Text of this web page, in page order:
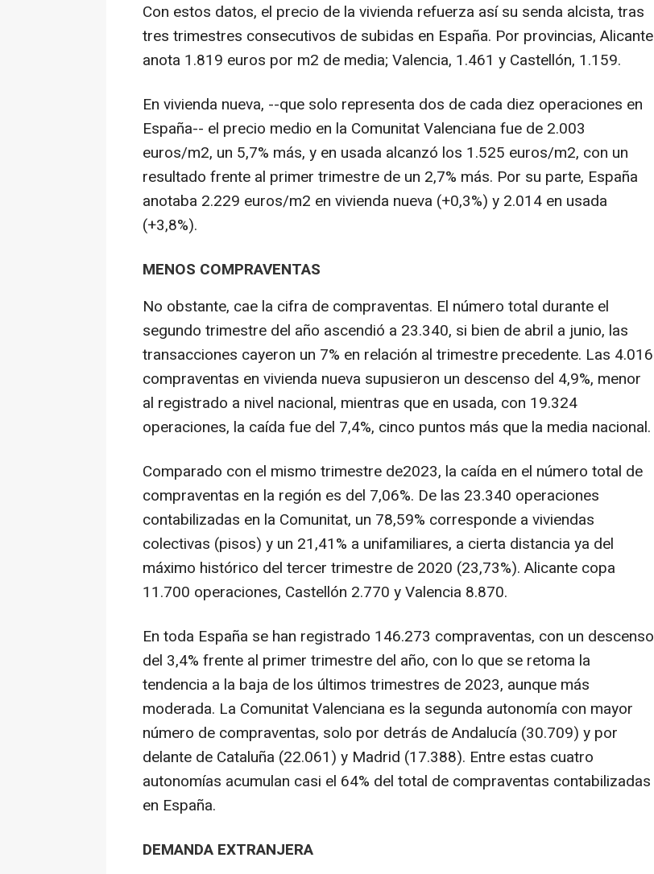
Con estos datos, el precio de la vivienda refuerza así su senda alcista, tras
tres trimestres consecutivos de subidas en España. Por provincias, Alicante
anota 1.819 euros por m2 de media; Valencia, 1.461 y Castellón, 1.159.
En vivienda nueva, --que solo representa dos de cada diez operaciones en
España-- el precio medio en la Comunitat Valenciana fue de 2.003
euros/m2, un 5,7% más, y en usada alcanzó los 1.525 euros/m2, con un
resultado frente al primer trimestre de un 2,7% más. Por su parte, España
anotaba 2.229 euros/m2 en vivienda nueva (+0,3%) y 2.014 en usada
(+3,8%).
MENOS COMPRAVENTAS
No obstante, cae la cifra de compraventas. El número total durante el
segundo trimestre del año ascendió a 23.340, si bien de abril a junio, las
transacciones cayeron un 7% en relación al trimestre precedente. Las 4.016
compraventas en vivienda nueva supusieron un descenso del 4,9%, menor
al registrado a nivel nacional, mientras que en usada, con 19.324
operaciones, la caída fue del 7,4%, cinco puntos más que la media nacional.
Comparado con el mismo trimestre de2023, la caída en el número total de
compraventas en la región es del 7,06%. De las 23.340 operaciones
contabilizadas en la Comunitat, un 78,59% corresponde a viviendas
colectivas (pisos) y un 21,41% a unifamiliares, a cierta distancia ya del
máximo histórico del tercer trimestre de 2020 (23,73%). Alicante copa
11.700 operaciones, Castellón 2.770 y Valencia 8.870.
En toda España se han registrado 146.273 compraventas, con un descenso
del 3,4% frente al primer trimestre del año, con lo que se retoma la
tendencia a la baja de los últimos trimestres de 2023, aunque más
moderada. La Comunitat Valenciana es la segunda autonomía con mayor
número de compraventas, solo por detrás de Andalucía (30.709) y por
delante de Cataluña (22.061) y Madrid (17.388). Entre estas cuatro
autonomías acumulan casi el 64% del total de compraventas contabilizadas
en España.
DEMANDA EXTRANJERA